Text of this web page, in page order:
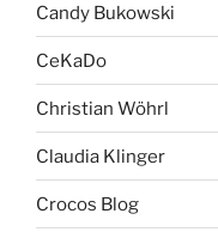
Candy Bukowski
CeKaDo
Christian Wöhrl
Claudia Klinger
Crocos Blog